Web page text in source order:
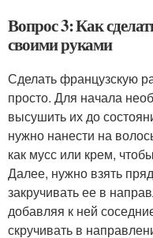
Вопрос 3: Как
своими руками
Сделать французскую
просто. Для начала
высушить их до
нужно нанести на
как мусс или крем,
Далее, нужно взять
закручивать ее в
добавляя к ней
скручивать в